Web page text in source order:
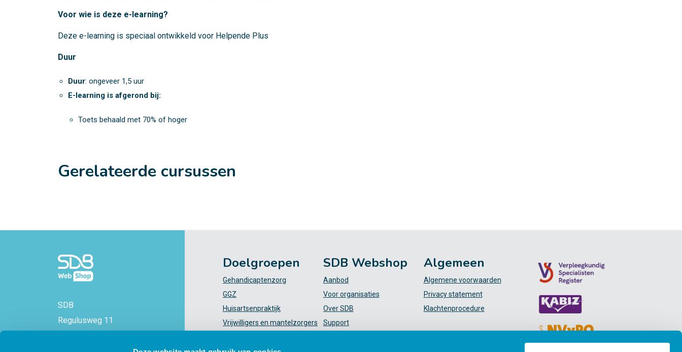
Voor wie is deze e-learning?
Deze e-learning is speciaal ontwikkeld voor Helpende Plus
Duur
Duur: ongeveer 1,5 uur
E-learning is afgerond bij:
Toets behaald met 70% of hoger
Gerelateerde cursussen
SDB
Regulusweg 11
Doelgroepen
Gehandicaptenzorg
GGZ
Huisartsenpraktijk
Vrijwilligers en mantelzorgers
SDB Webshop
Aanbod
Voor organisaties
Over SDB
Support
Algemeen
Algemene voorwaarden
Privacy statement
Klachtenprocedure